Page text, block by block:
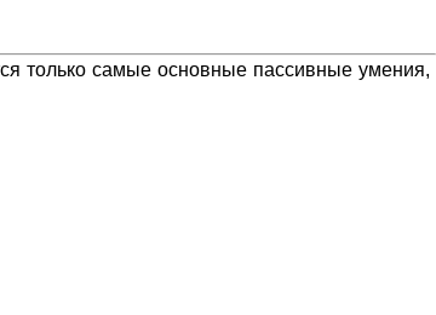
только самые основные пассивные умения,